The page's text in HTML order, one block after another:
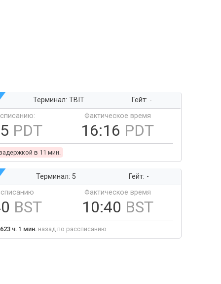
Терминал: TBIT
Гейт: -
PDT
Фактическое время
16:16 PDT
в 11 мин.
Терминал: 5
Гейт: -
BST
Фактическое время
10:40 BST
ч. 1 мин. назад по рассписанию